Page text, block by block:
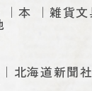
本 雑貨文
北海道新聞